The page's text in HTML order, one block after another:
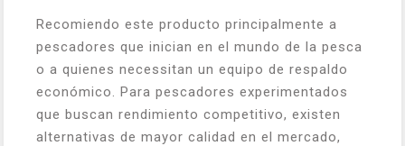
Recomiendo este producto principalmente a
pescadores que inician en el mundo de la pesca
o a quienes necessitan un equipo de respaldo
económico. Para pescadores experimentados
que buscan rendimiento competitivo, existen
alternativas de mayor calidad en el mercado,